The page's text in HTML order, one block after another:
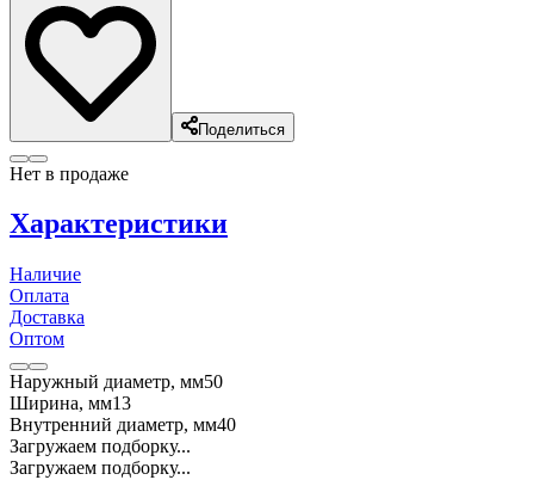
Поделиться
Нет в продаже
Характеристики
Наличие
Оплата
Доставка
Оптом
Наружный диаметр, мм50
Ширина, мм13
Внутренний диаметр, мм40
Загружаем подборку...
Загружаем подборку...